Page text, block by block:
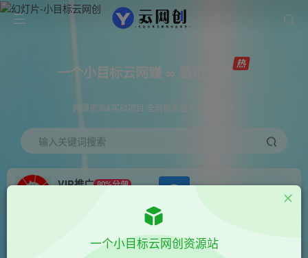
一个小目标云网赚 ∞ 稳定更新
网赚资源&实战项目 全网首发全年365天更新
输入关键词搜索
VIP推广 80%分佣
会员免费 正文
一个小目标云网创资源站